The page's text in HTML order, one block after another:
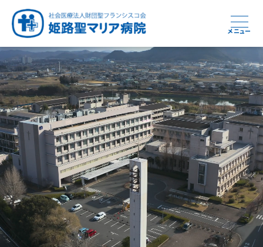
メニュー
健康と安心をあなたに
つなぎ続ける地域医療
周産期から終末期まで
地域を支える医療
急性期から回復期へと
つなぐ医療
学び・育てる医療